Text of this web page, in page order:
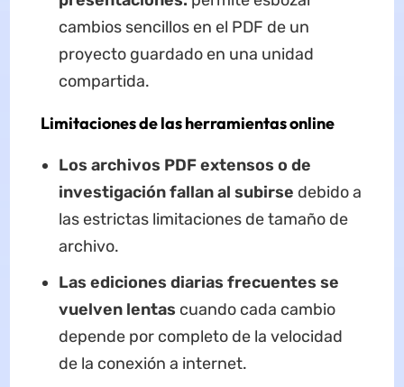
cambios sencillos en el PDF de un
proyecto guardado en una unidad
compartida.
Limitaciones de las herramientas online
Los archivos PDF extensos o de
investigación fallan al subirse debido a
las estrictas limitaciones de tamaño de
archivo.
Las ediciones diarias frecuentes se
vuelven lentas cuando cada cambio
depende por completo de la velocidad
de la conexión a internet.